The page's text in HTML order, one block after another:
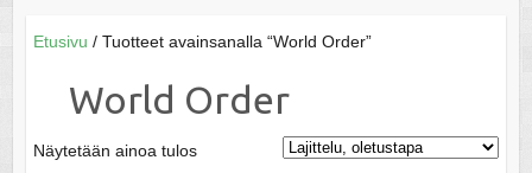
Etusivu / Tuotteet avainsanalla “World Order”
World Order
Näytetään ainoa tulos